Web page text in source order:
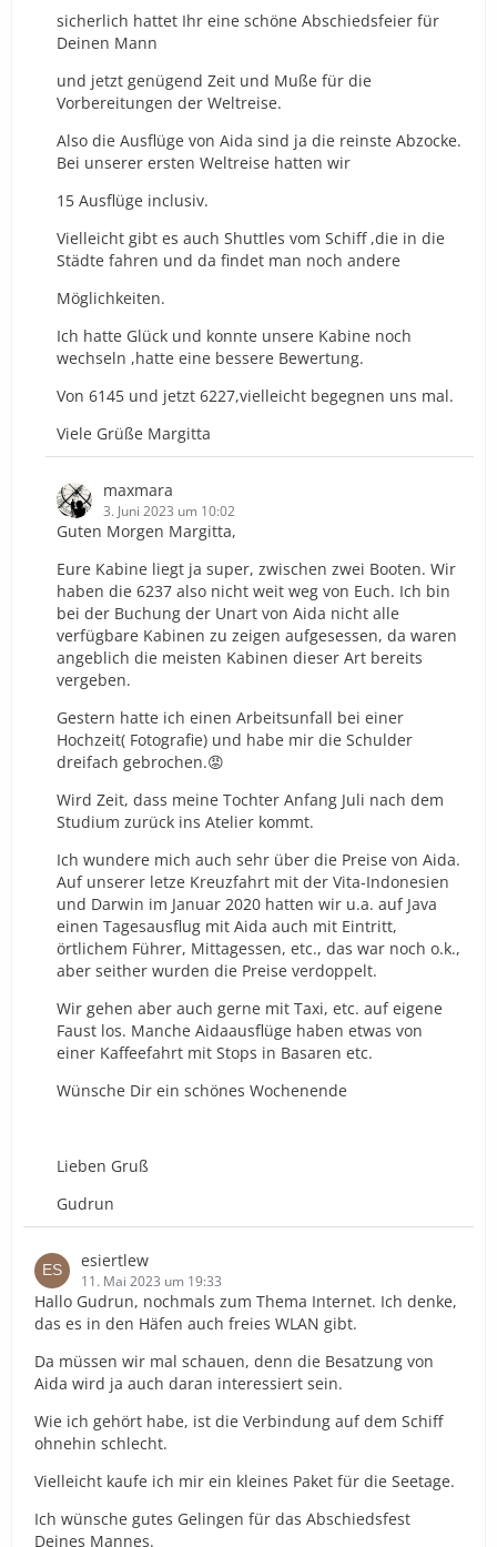
sicherlich hattet Ihr eine schöne Abschiedsfeier für
Deinen Mann
und jetzt genügend Zeit und Muße für die
Vorbereitungen der Weltreise.
Also die Ausflüge von Aida sind ja die reinste Abzocke.
Bei unserer ersten Weltreise hatten wir
15 Ausflüge inclusiv.
Vielleicht gibt es auch Shuttles vom Schiff ,die in die
Städte fahren und da findet man noch andere
Möglichkeiten.
Ich hatte Glück und konnte unsere Kabine noch
wechseln ,hatte eine bessere Bewertung.
Von 6145 und jetzt 6227,vielleicht begegnen uns mal.
Viele Grüße Margitta
maxmara
3. Juni 2023 um 10:02
Guten Morgen Margitta,
Eure Kabine liegt ja super, zwischen zwei Booten. Wir
haben die 6237 also nicht weit weg von Euch. Ich bin
bei der Buchung der Unart von Aida nicht alle
verfügbare Kabinen zu zeigen aufgesessen, da waren
angeblich die meisten Kabinen dieser Art bereits
vergeben.
Gestern hatte ich einen Arbeitsunfall bei einer
Hochzeit( Fotografie) und habe mir die Schulder
dreifach gebrochen.😡
Wird Zeit, dass meine Tochter Anfang Juli nach dem
Studium zurück ins Atelier kommt.
Ich wundere mich auch sehr über die Preise von Aida.
Auf unserer letze Kreuzfahrt mit der Vita-Indonesien
und Darwin im Januar 2020 hatten wir u.a. auf Java
einen Tagesausflug mit Aida auch mit Eintritt,
örtlichem Führer, Mittagessen, etc., das war noch o.k.,
aber seither wurden die Preise verdoppelt.
Wir gehen aber auch gerne mit Taxi, etc. auf eigene
Faust los. Manche Aidaausflüge haben etwas von
einer Kaffeefahrt mit Stops in Basaren etc.
Wünsche Dir ein schönes Wochenende
Lieben Gruß
Gudrun
esiertlew
11. Mai 2023 um 19:33
Hallo Gudrun, nochmals zum Thema Internet. Ich denke,
das es in den Häfen auch freies WLAN gibt.
Da müssen wir mal schauen, denn die Besatzung von
Aida wird ja auch daran interessiert sein.
Wie ich gehört habe, ist die Verbindung auf dem Schiff
ohnehin schlecht.
Vielleicht kaufe ich mir ein kleines Paket für die Seetage.
Ich wünsche gutes Gelingen für das Abschiedsfest
Deines Mannes.